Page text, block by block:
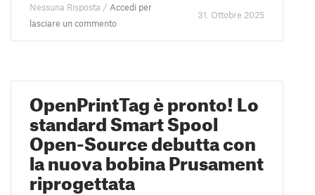
Nessuna Risposta / Accedi per
lasciare un commento
31. Ottobre 2025
OpenPrintTag è pronto! Lo
standard Smart Spool
Open-Source debutta con
la nuova bobina Prusament
riprogettata